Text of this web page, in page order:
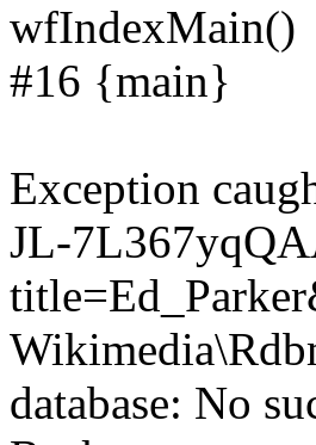
wfIndexMain()
#16 {main}
Exception
JL-
database: No